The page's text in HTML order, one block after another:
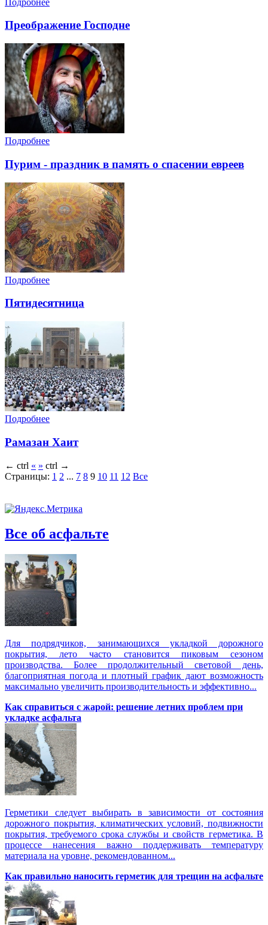
Преображение Господне
Подробнее
Пурим - праздник в память о спасении евреев
Подробнее
Пятидесятница
Подробнее
Рамазан Хаит
← ctrl « » ctrl →
Страницы: 1 2 ... 7 8 9 10 11 12 Все
Все об асфальте
Для подрядчиков, занимающихся укладкой дорожного
покрытия, лето часто становится пиковым сезоном
производства. Более продолжительный световой день,
благоприятная погода и плотный график дают возможность
максимально увеличить производительность и эффективно...
Как справиться с жарой: решение летних проблем при
укладке асфальта
Герметики следует выбирать в зависимости от состояния
дорожного покрытия, климатических условий, подвижности
покрытия, требуемого срока службы и свойств герметика. В
процессе нанесения важно поддерживать температуру
материала на уровне, рекомендованном...
Как правильно наносить герметик для трещин на асфальте